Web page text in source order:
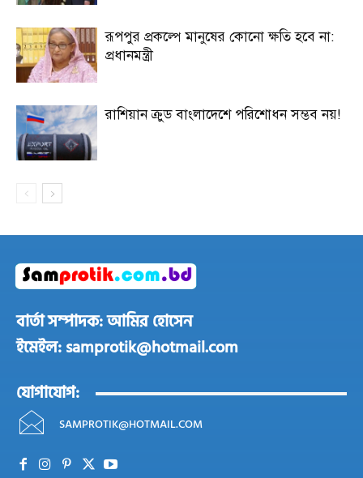
রূপপুর প্রকল্পে মানুষের কোনো ক্ষতি হবে না:
প্রধানমন্ত্রী
রাশিয়ান ক্রুড বাংলাদেশে পরিশোধন সম্ভব নয়!
বার্তা সম্পাদক: আমির হোসেন
ইমেইল: samprotik@hotmail.com
যোগাযোগ:
SAMPROTIK@HOTMAIL.COM